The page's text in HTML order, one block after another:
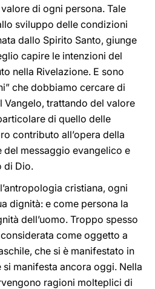
di ogni persona. Tale
sviluppo delle condizioni
dallo Spirito Santo, giunge
capire le intenzioni del
nella Rivelazione. E sono
che dobbiamo cercare di
Vangelo, trattando del valore
di quello delle
contributo all’opera della
del messaggio evangelico e
di Dio.
cristiana, ogni
dignità: e come persona la
dell’uomo. Troppo spesso
come oggetto a
che si è manifestato in
si manifesta ancora oggi. Nella
ragioni molteplici di